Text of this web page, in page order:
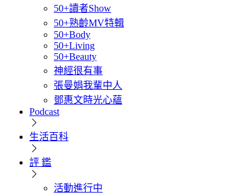
50+讀者Show
50+熟齡MV特輯
50+Body
50+Living
50+Beauty
神經很有事
張曼娟我輩中人
鄧惠文時光心蘊
Podcast
生活百科
評 鑑
活動進行中